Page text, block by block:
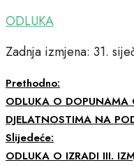
ODLUKA
Zadnja izmjena: 31.
Prethodno:
ODLUKA O DOPUNAMA
DJELATNOSTIMA NA
Slijedeće:
ODLUKA O IZRADI III.